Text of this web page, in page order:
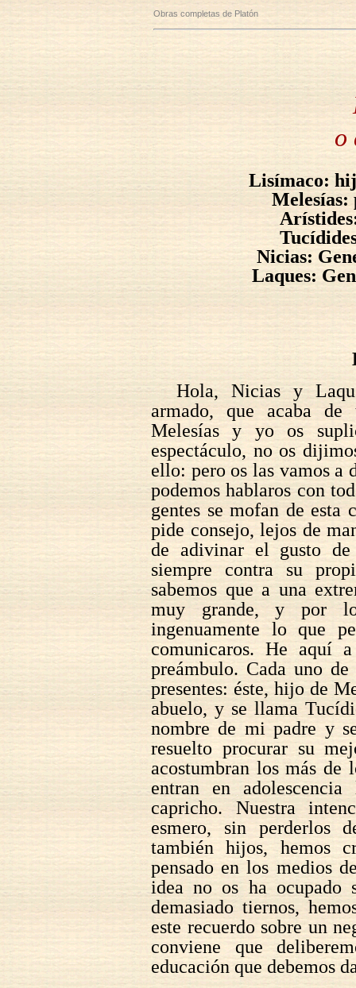
Obras completas de Platón
o
Lisímaco:
Melesías:
Nicias:
Laques:
Hola, Nicias y
armado, que acaba de
Melesías y yo os
espectáculo, no os
ello: pero os las vamos a
podemos hablaros con
gentes se mofan de esta
pide consejo, lejos de
de adivinar el gusto
siempre contra su
sabemos que a una
muy grande, y por lo
ingenuamente lo que
comunicaros. He aquí
preámbulo. Cada uno
presentes: éste, hijo de
abuelo, y se llama
nombre de mi padre y
resuelto procurar su
acostumbran los más de
entran en
capricho. Nuestra
esmero, sin perderlos
también hijos, hemos
pensado en los medios
idea no os ha ocupado
demasiado tiernos,
este recuerdo sobre un
conviene que
educación que debemos